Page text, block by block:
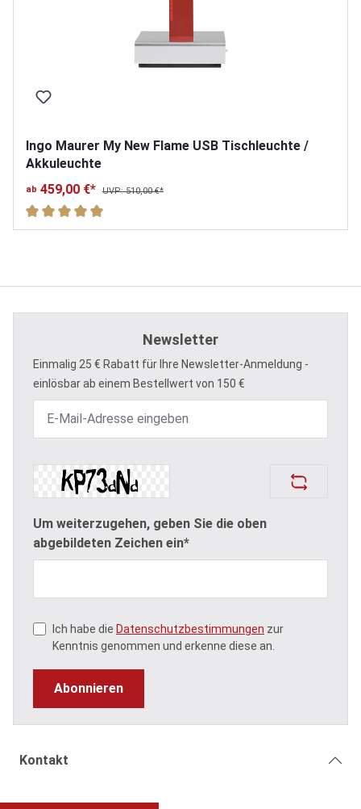
Ingo Maurer My New Flame USB Tischleuchte /
Akkuleuchte
ab 459,00 €* UVP: 510,00 €*
Durchschnittliche Bewertung von 5 von 5 Sternen
Newsletter
Einmalig 25 € Rabatt für Ihre Newsletter-Anmeldung -
einlösbar ab einem Bestellwert von 150 €
Um weiterzugehen, geben Sie die oben
abgebildeten Zeichen ein*
Ich habe die Datenschutzbestimmungen zur
Kenntnis genommen und erkenne diese an.
Abonnieren
Kontakt